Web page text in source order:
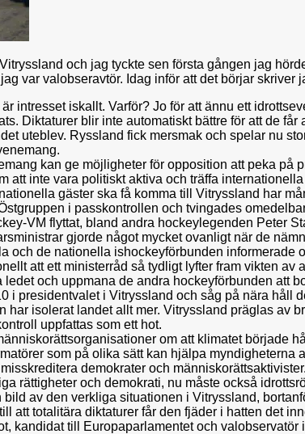
och jag tyckte sen första gången jag
var valobseravtör. Idag inför att det börjar skriver
är intresset iskallt. Varför? Jo för att ännu ett
Diktaturer blir inte automatiskt bättre för att de
uteblev. Ryssland fick mersmak och spelar nu
kan ge möjligheter för opposition att peka
att inte vara politiskt aktiva och träffa
gäster ska få komma till Vitryssland har
i passkontrollen och tvingades
VM flyttat, bland andra hockeylegenden Peter
gjorde något mycket ovanligt när de
och de nationella ishockeyförbunden
att ett ministerråd så tydligt lyfter fram vikten
och uppmana de andra hockeyförbunden att
i presidentvalet i Vitryssland och såg på nära
isolerat landet allt mer. Vitryssland präglas av
uppfattas som ett hot.
om att klimatet började
som på olika sätt kan hjälpa
demokrater och människorättsaktivister.
rättigheter och demokrati, nu måste också
av den verkliga situationen i Vitryssland,
att totalitära diktaturer får den fjäder i hatten det
kandidat till Europaparlamentet och valobservatör